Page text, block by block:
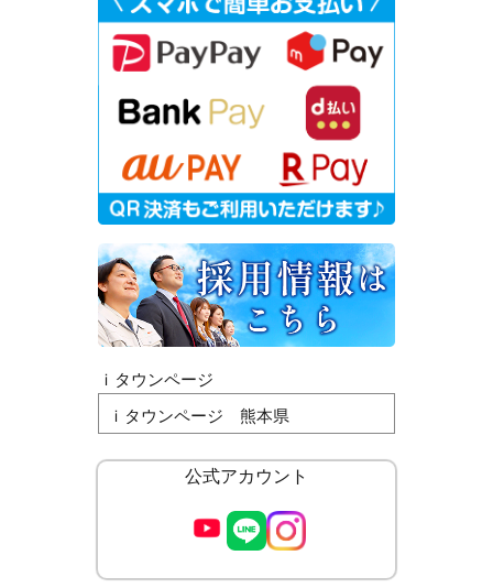
ｉタウンページ
ｉタウンページ 熊本県
公式アカウント